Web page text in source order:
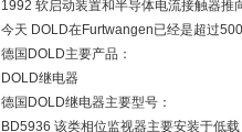
1992 软启动装置和半导体电流接触器推
今天 DOLD在Furtwangen已经是超过
德国DOLD主要产品：
DOLD继电器
德国DOLD继电器主要型号：
BD5936 该类相位监视器主要安装于低